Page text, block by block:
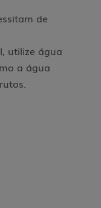
de
utilize água
a água